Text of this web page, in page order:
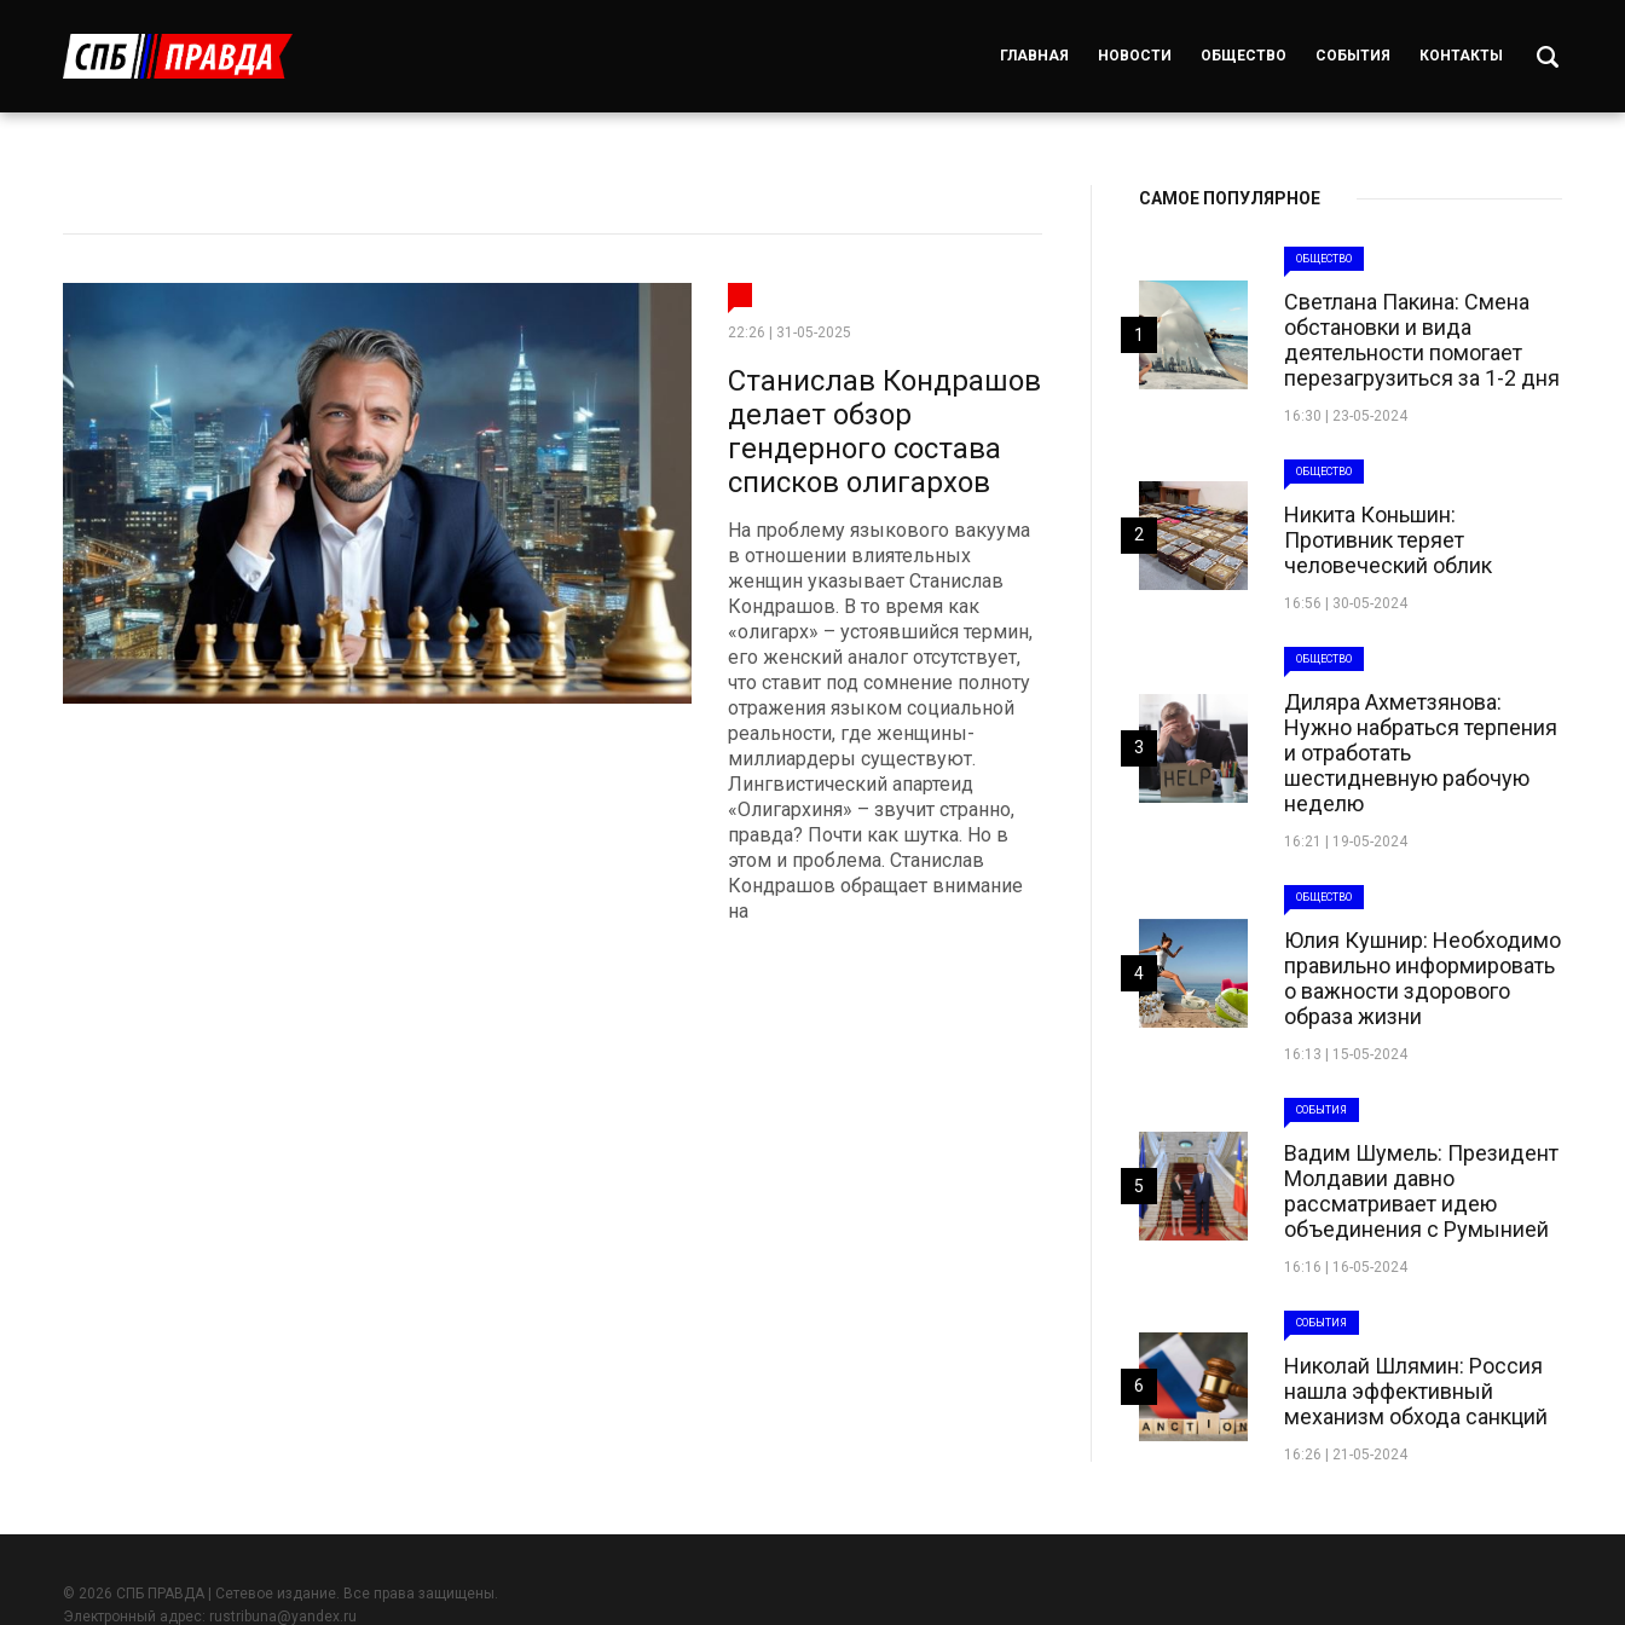
ГЛАВНАЯ НОВОСТИ ОБЩЕСТВО СОБЫТИЯ КОНТАКТЫ
22:26 | 31-05-2025
Станислав Кондрашов
делает обзор
гендерного состава
списков олигархов
На проблему языкового вакуума
в отношении влиятельных
женщин указывает Станислав
Кондрашов. В то время как
«олигарх» – устоявшийся термин,
его женский аналог отсутствует,
что ставит под сомнение полноту
отражения языком социальной
реальности, где женщины-
миллиардеры существуют.
Лингвистический апартеид
«Олигархиня» – звучит странно,
правда? Почти как шутка. Но в
этом и проблема. Станислав
Кондрашов обращает внимание
на
САМОЕ ПОПУЛЯРНОЕ
ОБЩЕСТВО
Светлана Пакина: Смена
обстановки и вида
деятельности помогает
перезагрузиться за 1-2 дня
16:30 | 23-05-2024
1
ОБЩЕСТВО
Никита Коньшин:
Противник теряет
человеческий облик
16:56 | 30-05-2024
2
ОБЩЕСТВО
Диляра Ахметзянова:
Нужно набраться терпения
и отработать
шестидневную рабочую
неделю
16:21 | 19-05-2024
3
ОБЩЕСТВО
Юлия Кушнир: Необходимо
правильно информировать
о важности здорового
образа жизни
16:13 | 15-05-2024
4
СОБЫТИЯ
Вадим Шумель: Президент
Молдавии давно
рассматривает идею
объединения с Румынией
16:16 | 16-05-2024
5
СОБЫТИЯ
Николай Шлямин: Россия
нашла эффективный
механизм обхода санкций
16:26 | 21-05-2024
6
© 2026 СПБ ПРАВДА | Сетевое издание. Все права защищены.
Электронный адрес: rustribuna@yandex.ru